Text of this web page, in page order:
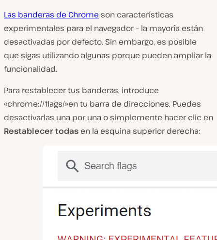
Las banderas de Chrome son características
experimentales para el navegador – la mayoría están
desactivadas por defecto. Sin embargo, es posible
que sigas utilizando algunas porque pueden ampliar la
funcionalidad.
Para restablecer tus banderas, introduce
«chrome://flags/»en tu barra de direcciones. Puedes
desactivarlas una por una o simplemente hacer clic en
Restablecer todas en la esquina superior derecha: